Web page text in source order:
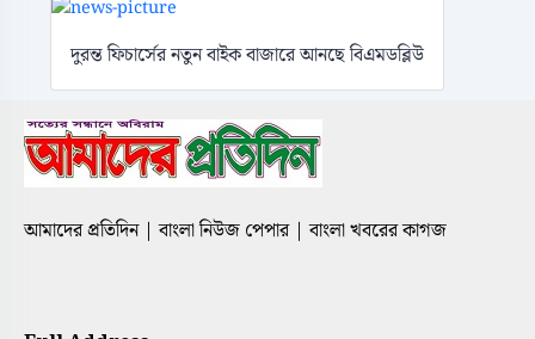
দুরন্ত ফিচার্সের নতুন বাইক বাজারে আনছে বিএমডব্লিউ
আমাদের প্রতিদিন | বাংলা নিউজ পেপার | বাংলা খবরের কাগজ